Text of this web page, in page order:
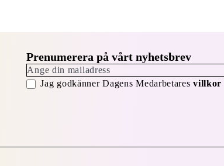
Prenumerera på vårt nyhetsbrev
Jag godkänner Dagens Medarbetaresvillkor